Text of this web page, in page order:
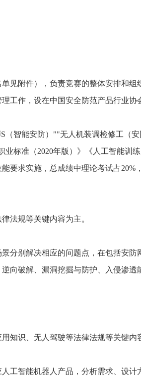
附件），负责竞赛的整体安排和组
工作，设在中国安全防范产品行业协
智能安防）""无人机装调检修工（
标准（2020年版）》《人工智能训
要求实施，总成绩中理论考试占20%
法规等关键内容为主。
别解决相应的问题点，在包括安防
向破解、漏洞挖掘与防护、入侵渗
识、无人驾驶等法律法规等关键内
智能机器人产品，分析需求、设计